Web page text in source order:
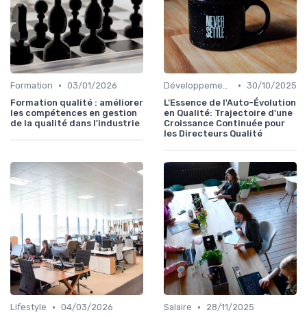
Formation • 03/01/2026
Formation qualité : améliorer
les compétences en gestion
de la qualité dans l'industrie
Développement personnel • 30/10/2025
L'Essence de l'Auto-Évolution
en Qualité: Trajectoire d'une
Croissance Continuée pour
les Directeurs Qualité
Lifestyle • 04/03/2026
Salaire •
28/11/2025